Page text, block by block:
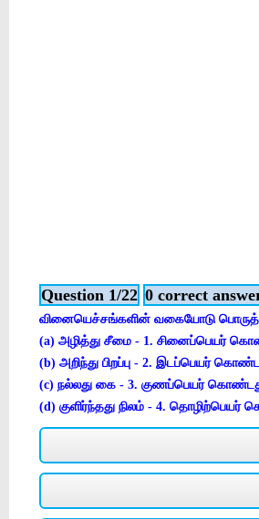
Question 1/22 0 correct
வினையெச்சங்களின் வகையோடு
(a) அழித்து சீமை - 1. சினைப்பெயர்
(b) அறிந்து பிறப்பு - 2. இடப்பெயர்
(c) நல்லது கை - 3. குணப்பெயர்
(d) குளிர்ந்தது நிலம் - 4. தொழிற்பெயர்